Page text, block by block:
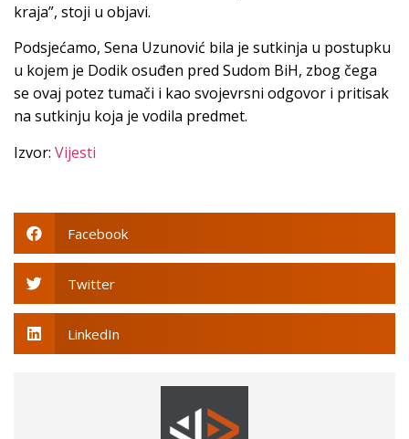
kraja”, stoji u objavi.
Podsjećamo, Sena Uzunović bila je sutkinja u postupku
u kojem je Dodik osuđen pred Sudom BiH, zbog čega
se ovaj potez tumači i kao svojevrsni odgovor i pritisak
na sutkinju koja je vodila predmet.
Izvor: Vijesti
Facebook
Twitter
LinkedIn